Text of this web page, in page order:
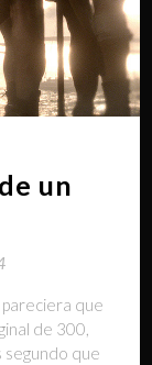
un
pareciera que
de 300,
segundo que